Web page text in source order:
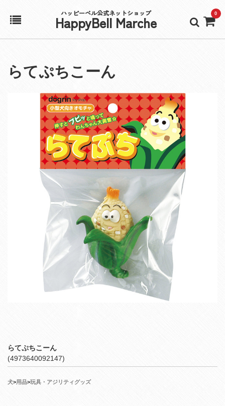
ハッピーベル公式ネットショップ
HappyBell Marche 0
アカウント
らてぷちこーん
らてぷちこーん
(4973640092147)
犬>用品>玩具・アジリティグッズ